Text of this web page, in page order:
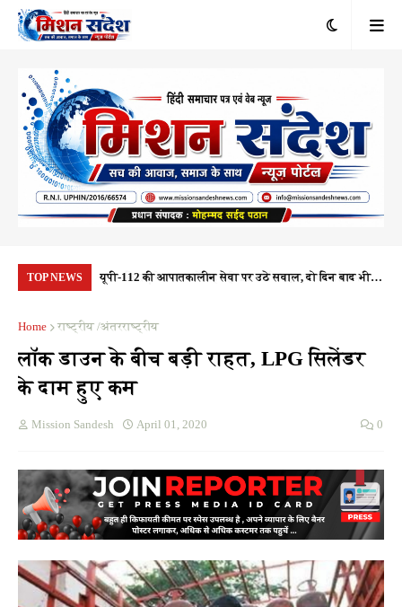
TOP NEWS
की संदिग्ध
यूपी-112 की आपातकालीन सेवा पर उठे सवाल, दो दिन बाद भी
Home
राष्ट्रीय /अंतरराष्ट्रीय
लॉक डाउन के बीच बड़ी राहत, LPG सिलेंडर
के दाम हुए कम
Mission Sandesh April 01, 2020 0